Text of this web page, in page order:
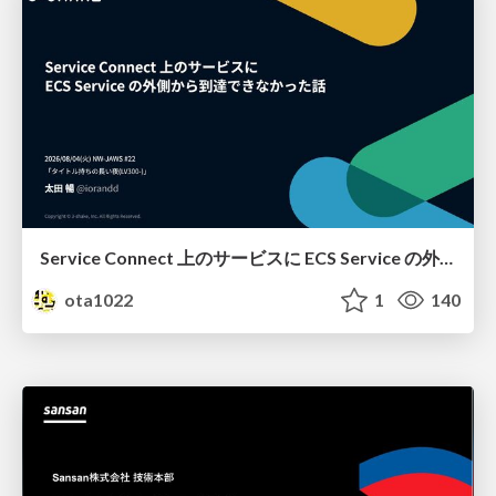
Service Connect 上のサービスに ECS Service の外側から到達できなかった話
ota1022
1 140